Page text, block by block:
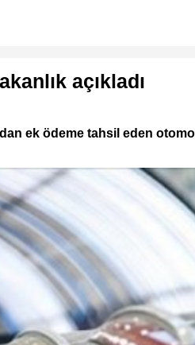
açıkladı
ek ödeme tahsil eden